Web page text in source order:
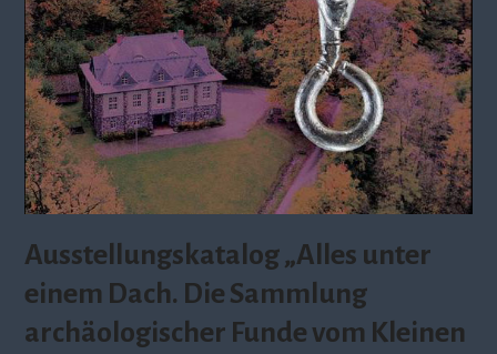
Ausstellungskatalog „Alles unter
einem Dach. Die Sammlung
archäologischer Funde vom Kleinen